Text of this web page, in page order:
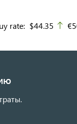
rate: $44.35 up